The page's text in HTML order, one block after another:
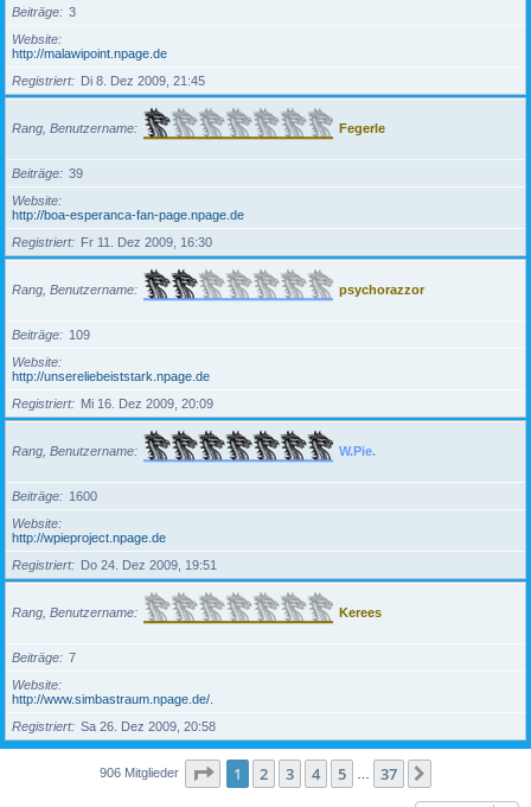
Beiträge
3
Website
http://malawipoint.npage.de
Registriert
Di 8. Dez 2009, 21:45
Rang, Benutzername Fegerle
Beiträge
39
Website
http://boa-esperanca-fan-page.npage.de
Registriert
Fr 11. Dez 2009, 16:30
Rang, Benutzername psychorazzor
Beiträge
109
Website
http://unsereliebeiststark.npage.de
Registriert
Mi 16. Dez 2009, 20:09
Rang, Benutzername W.Pie.
Beiträge
1600
Website
http://wpieproject.npage.de
Registriert
Do 24. Dez 2009, 19:51
Rang, Benutzername Kerees
Beiträge
7
Website
http://www.simbastraum.npage.de/.
Registriert
Sa 26. Dez 2009, 20:58
906 Mitglieder Seite 1von 37
1 2 3 4 5 37